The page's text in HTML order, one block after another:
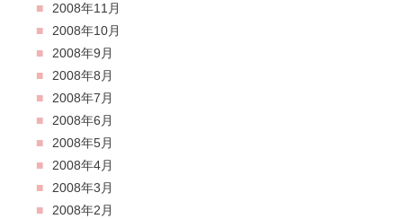
2008年11月
2008年10月
2008年9月
2008年8月
2008年7月
2008年6月
2008年5月
2008年4月
2008年3月
2008年2月